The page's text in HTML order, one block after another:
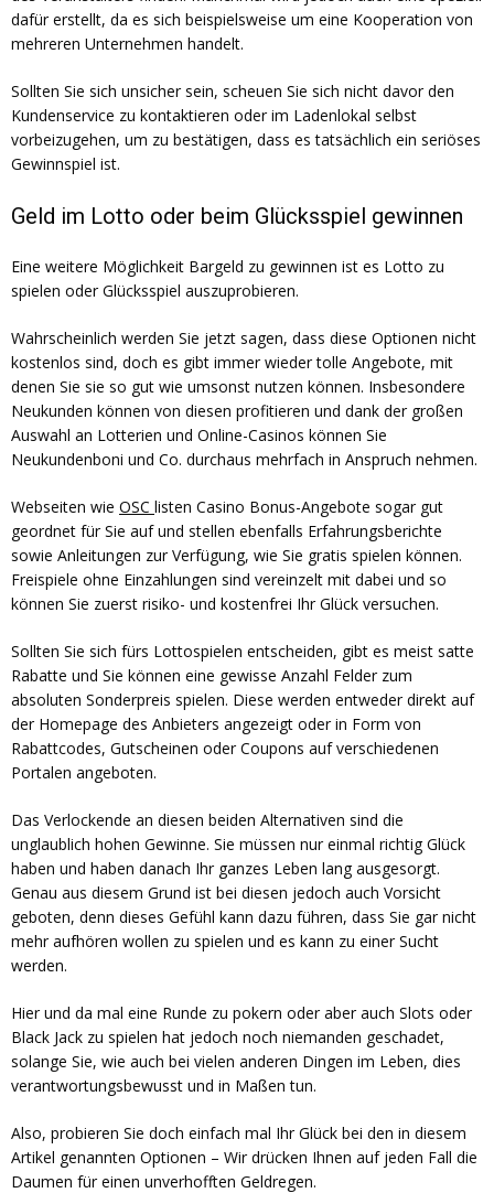
dafür erstellt, da es sich beispielsweise um eine Kooperation von
mehreren Unternehmen handelt.
Sollten Sie sich unsicher sein, scheuen Sie sich nicht davor den
Kundenservice zu kontaktieren oder im Ladenlokal selbst
vorbeizugehen, um zu bestätigen, dass es tatsächlich ein seriöses
Gewinnspiel ist.
Geld im Lotto oder beim Glücksspiel gewinnen
Eine weitere Möglichkeit Bargeld zu gewinnen ist es Lotto zu
spielen oder Glücksspiel auszuprobieren.
Wahrscheinlich werden Sie jetzt sagen, dass diese Optionen nicht
kostenlos sind, doch es gibt immer wieder tolle Angebote, mit
denen Sie sie so gut wie umsonst nutzen können. Insbesondere
Neukunden können von diesen profitieren und dank der großen
Auswahl an Lotterien und Online-Casinos können Sie
Neukundenboni und Co. durchaus mehrfach in Anspruch nehmen.
Webseiten wie OSC listen Casino Bonus-Angebote sogar gut
geordnet für Sie auf und stellen ebenfalls Erfahrungsberichte
sowie Anleitungen zur Verfügung, wie Sie gratis spielen können.
Freispiele ohne Einzahlungen sind vereinzelt mit dabei und so
können Sie zuerst risiko- und kostenfrei Ihr Glück versuchen.
Sollten Sie sich fürs Lottospielen entscheiden, gibt es meist satte
Rabatte und Sie können eine gewisse Anzahl Felder zum
absoluten Sonderpreis spielen. Diese werden entweder direkt auf
der Homepage des Anbieters angezeigt oder in Form von
Rabattcodes, Gutscheinen oder Coupons auf verschiedenen
Portalen angeboten.
Das Verlockende an diesen beiden Alternativen sind die
unglaublich hohen Gewinne. Sie müssen nur einmal richtig Glück
haben und haben danach Ihr ganzes Leben lang ausgesorgt.
Genau aus diesem Grund ist bei diesen jedoch auch Vorsicht
geboten, denn dieses Gefühl kann dazu führen, dass Sie gar nicht
mehr aufhören wollen zu spielen und es kann zu einer Sucht
werden.
Hier und da mal eine Runde zu pokern oder aber auch Slots oder
Black Jack zu spielen hat jedoch noch niemanden geschadet,
solange Sie, wie auch bei vielen anderen Dingen im Leben, dies
verantwortungsbewusst und in Maßen tun.
Also, probieren Sie doch einfach mal Ihr Glück bei den in diesem
Artikel genannten Optionen – Wir drücken Ihnen auf jeden Fall die
Daumen für einen unverhofften Geldregen.